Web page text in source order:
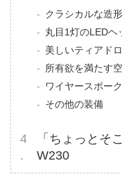
クラシカルな造
丸目1灯のLEDヘ
美しいティアド
所有欲を満たす
ワイヤースポー
その他の装備
「ちょっとそ
W230